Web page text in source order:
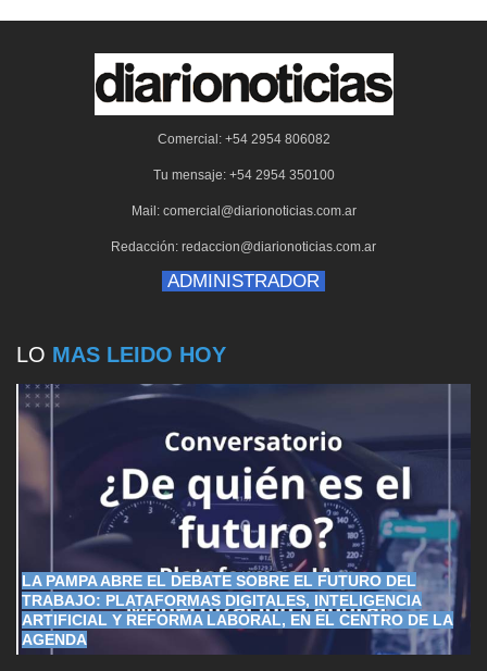
Comercial: +54 2954 806082
Tu mensaje: +54 2954 350100
Mail: comercial@diarionoticias.com.ar
Redacción: redaccion@diarionoticias.com.ar
ADMINISTRADOR
LO MAS LEIDO HOY
LA PAMPA ABRE EL DEBATE SOBRE EL FUTURO DEL
TRABAJO: PLATAFORMAS DIGITALES, INTELIGENCIA
ARTIFICIAL Y REFORMA LABORAL, EN EL CENTRO DE LA
AGENDA